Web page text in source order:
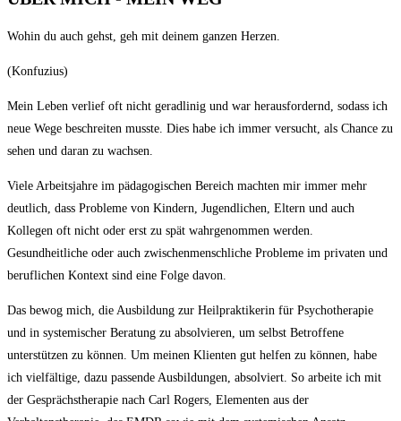
Wohin du auch gehst, geh mit deinem ganzen Herzen.
(Konfuzius)
Mein Leben verlief oft nicht geradlinig und war herausfordernd, sodass ich
neue Wege beschreiten musste. Dies habe ich immer versucht, als Chance zu
sehen und daran zu wachsen.
Viele Arbeitsjahre im pädagogischen Bereich machten mir immer mehr
deutlich, dass Probleme von Kindern, Jugendlichen, Eltern und auch
Kollegen oft nicht oder erst zu spät wahrgenommen werden.
Gesundheitliche oder auch zwischenmenschliche Probleme im privaten und
beruflichen Kontext sind eine Folge davon.
Das bewog mich, die Ausbildung zur Heilpraktikerin für Psychotherapie
und in systemischer Beratung zu absolvieren, um selbst Betroffene
unterstützen zu können. Um meinen Klienten gut helfen zu können, habe
ich vielfältige, dazu passende Ausbildungen, absolviert. So arbeite ich mit
der Gesprächstherapie nach Carl Rogers, Elementen aus der